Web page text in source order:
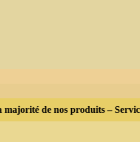
de nos produits –